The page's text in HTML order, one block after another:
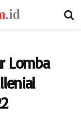
Lomba